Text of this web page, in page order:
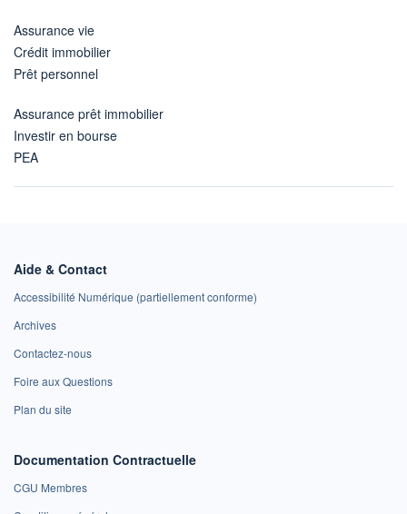
Assurance vie
Crédit immobilier
Prêt personnel
Assurance prêt immobilier
Investir en bourse
PEA
Aide & Contact
Accessibilité Numérique (partiellement conforme)
Archives
Contactez-nous
Foire aux Questions
Plan du site
Documentation Contractuelle
CGU Membres